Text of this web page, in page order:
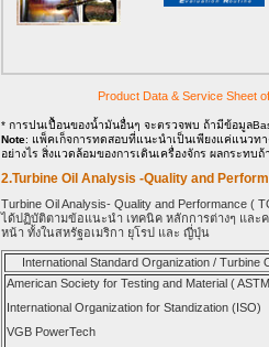
Product Data & Service Sheet
* การปนเปื้อนของน้ำมันอื่นๆ จะตรวจพบ ถ้ามีข้อมูล
Note: แพ็คเก็จการทดสอบที่แนะนำเป็นเพียงแค่แนวท
อย่างไร สิ่งแวดล้อมของการเดินเครื่องจักร ผลกระทบ
2.Turbine Oil Analysis -Quality and
Turbine Oil Analysis- Quality and Performance
ได้ปฏิบัติตามข้อแนะนำ เทคนิค หลักการต่างๆ และ
หน้า ทั้งในสหรัฐอเมริกา ยุโรป และ ญี่ปุ่น
International Standard Organization / Turbine
American Society for Testing and Material (
International Organization for Standization (ISO)
VGB PowerTech